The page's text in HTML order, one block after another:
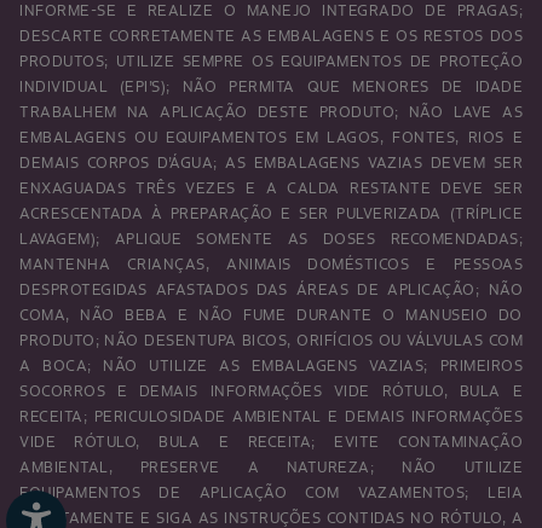
INFORME-SE E REALIZE O MANEJO INTEGRADO DE PRAGAS;
DESCARTE CORRETAMENTE AS EMBALAGENS E OS RESTOS DOS
PRODUTOS; UTILIZE SEMPRE OS EQUIPAMENTOS DE PROTEÇÃO
INDIVIDUAL (EPI’S); NÃO PERMITA QUE MENORES DE IDADE
TRABALHEM NA APLICAÇÃO DESTE PRODUTO; NÃO LAVE AS
EMBALAGENS OU EQUIPAMENTOS EM LAGOS, FONTES, RIOS E
DEMAIS CORPOS D’ÁGUA; AS EMBALAGENS VAZIAS DEVEM SER
ENXAGUADAS TRÊS VEZES E A CALDA RESTANTE DEVE SER
ACRESCENTADA À PREPARAÇÃO E SER PULVERIZADA (TRÍPLICE
LAVAGEM); APLIQUE SOMENTE AS DOSES RECOMENDADAS;
MANTENHA CRIANÇAS, ANIMAIS DOMÉSTICOS E PESSOAS
DESPROTEGIDAS AFASTADOS DAS ÁREAS DE APLICAÇÃO; NÃO
COMA, NÃO BEBA E NÃO FUME DURANTE O MANUSEIO DO
PRODUTO; NÃO DESENTUPA BICOS, ORIFÍCIOS OU VÁLVULAS COM
A BOCA; NÃO UTILIZE AS EMBALAGENS VAZIAS; PRIMEIROS
SOCORROS E DEMAIS INFORMAÇÕES VIDE RÓTULO, BULA E
RECEITA; PERICULOSIDADE AMBIENTAL E DEMAIS INFORMAÇÕES
VIDE RÓTULO, BULA E RECEITA; EVITE CONTAMINAÇÃO
AMBIENTAL, PRESERVE A NATUREZA; NÃO UTILIZE
EQUIPAMENTOS DE APLICAÇÃO COM VAZAMENTOS; LEIA
ATENTAMENTE E SIGA AS INSTRUÇÕES CONTIDAS NO RÓTULO, A